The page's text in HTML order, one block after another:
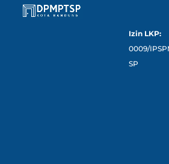
Izin LKP:
0009/
SP